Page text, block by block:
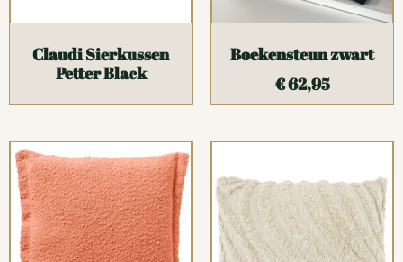
Claudi Sierkussen
Petter Black
Boekensteun zwart
€62,95